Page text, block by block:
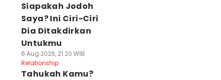
Siapakah Jodoh
Saya? Ini Ciri-Ciri
Dia Ditakdirkan
Untukmu
6 Aug 2026, 21:20 WIB
Relationship
Tahukah Kamu?